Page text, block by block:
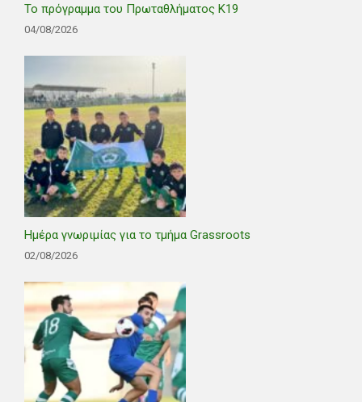
Το πρόγραμμα του Πρωταθλήματος Κ19
04/08/2026
Ημέρα γνωριμίας για το τμήμα Grassroots
02/08/2026